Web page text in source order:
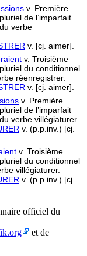
v. Première
de l’imparfait
verbe
v. [cj. aimer].
v. Troisième
du conditionnel
réenregistrer.
v. [cj. aimer].
v. Première
de l’imparfait
verbe villégiaturer.
v. (p.p.inv.) [cj.
v. Troisième
du conditionnel
villégiaturer.
v. (p.p.inv.) [cj.
officiel du
et de